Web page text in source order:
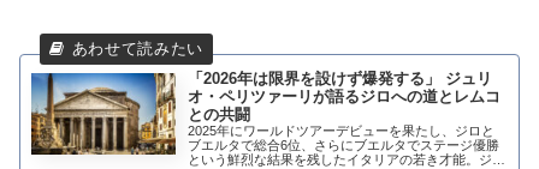
「2026年は限界を設けず爆発する」 ジュリ
オ・ペリツァーリが語るジロへの道とレムコ
との共闘
2025年にワールドツアーデビューを果たし、ジロと
ブエルタで総合6位、さらにブエルタでステージ優勝
という鮮烈な結果を残したイタリアの若き才能。ジュ